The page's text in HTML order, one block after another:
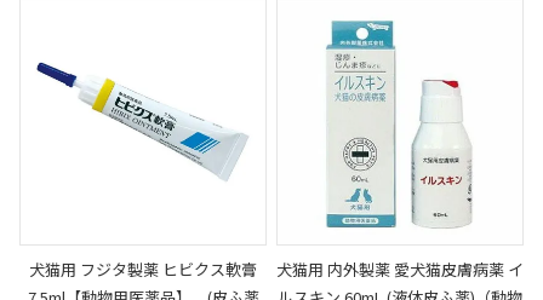
犬猫用 フジタ製薬 ヒビクス軟膏
犬猫用 内外製薬 愛犬猫皮膚病薬 イ